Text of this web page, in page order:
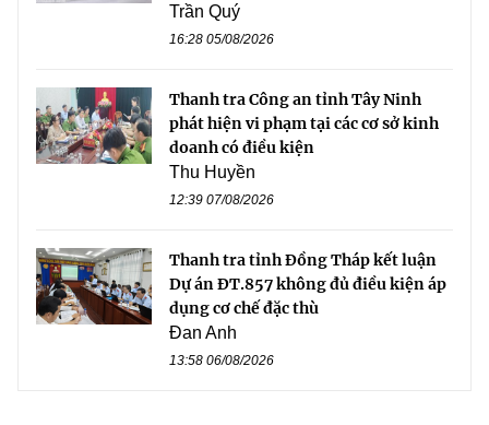
Trần Quý
16:28 05/08/2026
Thanh tra Công an tỉnh Tây Ninh
phát hiện vi phạm tại các cơ sở kinh
doanh có điều kiện
Thu Huyền
12:39 07/08/2026
Thanh tra tỉnh Đồng Tháp kết luận
Dự án ĐT.857 không đủ điều kiện áp
dụng cơ chế đặc thù
Đan Anh
13:58 06/08/2026